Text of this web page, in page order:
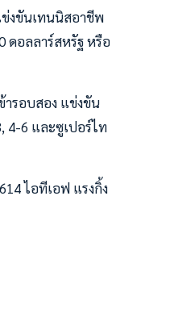
ข่งขันเทนนิสอาชีพ
ดอลลาร์สหรัฐ หรือ
ารอบสอง แข่งขัน
4-6 และซูเปอร์ไท
ไอทีเอฟ แรงกิ้ง